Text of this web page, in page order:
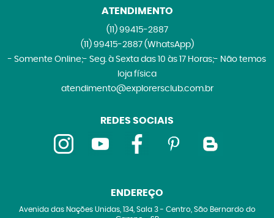
ATENDIMENTO
(11)99415-2887
(11)99415-2887 (WhatsApp)
- Somente Online;- Seg. à Sexta das 10 às 17 Horas;- Não temos
loja física
atendimento@explorersclub.com.br
REDES SOCIAIS
ENDEREÇO
Avenida das Nações Unidas, 134, Sala 3- Centro, São Bernardo do